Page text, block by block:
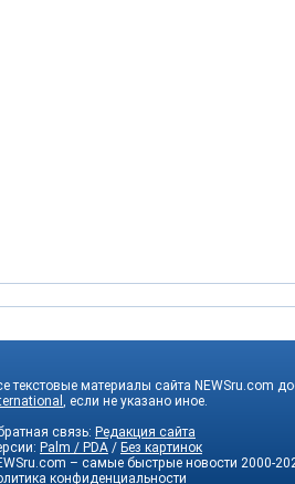
текстовые материалы сайта NEWSru.com
, если не указано иное.
связь: Редакция сайта
Palm / PDA / Без картинок
– самые быстрые новости 2000-
конфиденциальности